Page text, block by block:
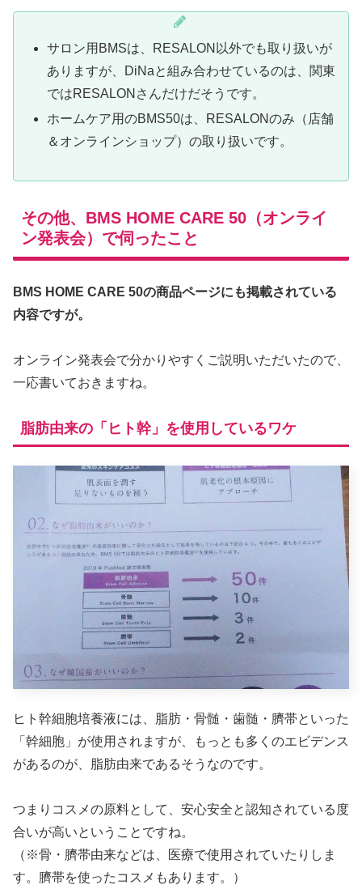
サロン用BMSは、RESALON以外でも取り扱いが
ありますが、DiNaと組み合わせているのは、関東
ではRESALONさんだけだそうです。
ホームケア用のBMS50は、RESALONのみ（店舗
＆オンラインショップ）の取り扱いです。
その他、BMS HOME CARE 50（オンライ
ン発表会）で伺ったこと
BMS HOME CARE 50の商品ページにも掲載されている
内容ですが。
オンライン発表会で分かりやすくご説明いただいたので、
一応書いておきますね。
脂肪由来の「ヒト幹」を使用しているワケ
ヒト幹細胞培養液には、脂肪・骨髄・歯髄・臍帯といった
「幹細胞」が使用されますが、もっとも多くのエビデンス
があるのが、脂肪由来であるそうなのです。
つまりコスメの原料として、安心安全と認知されている度
合いが高いということですね。
（※骨・臍帯由来などは、医療で使用されていたりしま
す。臍帯を使ったコスメもあります。）